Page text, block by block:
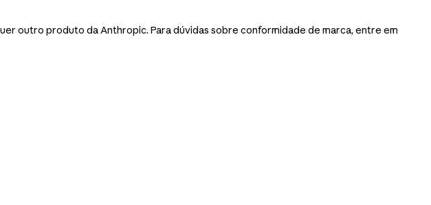
outro produto da Anthropic. Para dúvidas sobre conformidade de marca, entre em